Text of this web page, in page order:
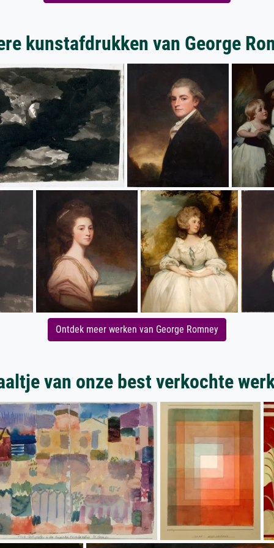
kunstafdrukken van George
Ontdek meer werken van George Romney
van onze best verkochte